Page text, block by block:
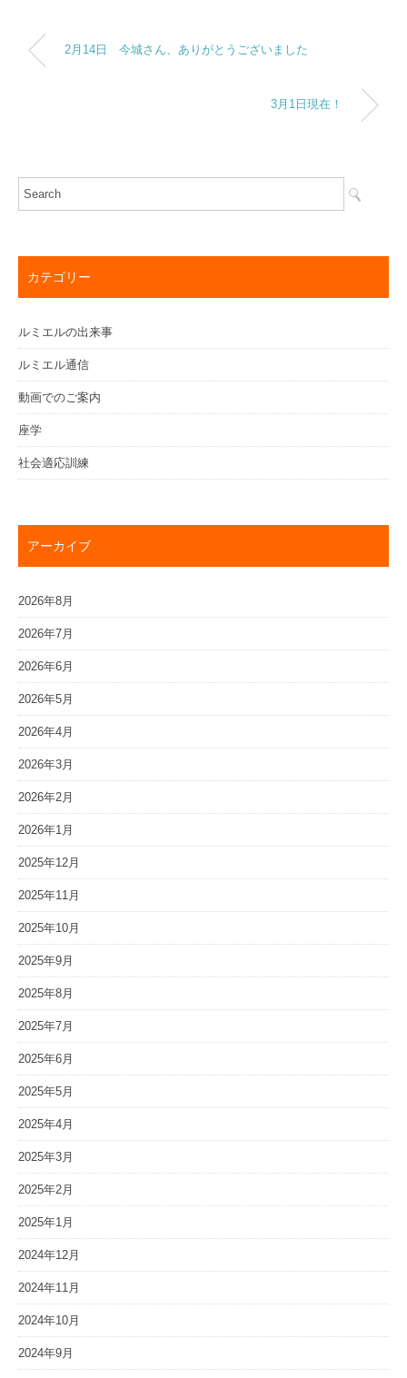
2月14日 今城さん、ありがとうございました
3月1日現在！
カテゴリー
ルミエルの出来事
ルミエル通信
動画でのご案内
座学
社会適応訓練
アーカイブ
2026年8月
2026年7月
2026年6月
2026年5月
2026年4月
2026年3月
2026年2月
2026年1月
2025年12月
2025年11月
2025年10月
2025年9月
2025年8月
2025年7月
2025年6月
2025年5月
2025年4月
2025年3月
2025年2月
2025年1月
2024年12月
2024年11月
2024年10月
2024年9月